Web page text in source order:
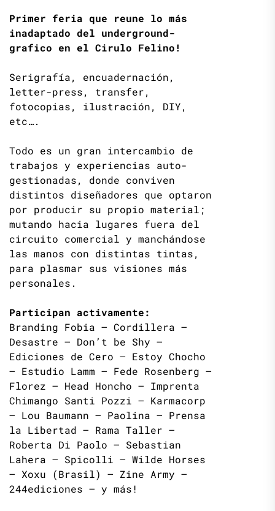
Primer feria que reune lo más
inadaptado del underground-
grafico en el Cirulo Felino!
Serigrafía, encuadernación,
letter-press, transfer,
fotocopias, ilustración, DIY,
etc….
Todo es un gran intercambio de
trabajos y experiencias auto-
gestionadas, donde conviven
distintos diseñadores que optaron
por producir su propio material;
mutando hacia lugares fuera del
circuito comercial y manchándose
las manos con distintas tintas,
para plasmar sus visiones más
personales.
Participan activamente:
Branding Fobia – Cordillera –
Desastre – Don’t be Shy –
Ediciones de Cero – Estoy Chocho
– Estudio Lamm – Fede Rosenberg –
Florez – Head Honcho – Imprenta
Chimango Santi Pozzi – Karmacorp
– Lou Baumann – Paolina – Prensa
la Libertad – Rama Taller –
Roberta Di Paolo – Sebastian
Lahera – Spicolli – Wilde Horses
– Xoxu (Brasil) – Zine Army –
244ediciones – y más!